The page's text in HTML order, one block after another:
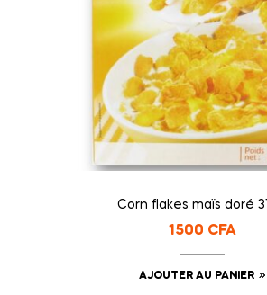
Corn flakes maïs doré
1500 CFA
AJOUTER AU PANIER